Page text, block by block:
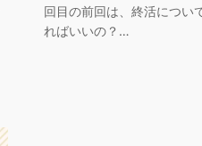
回目の前回は、終活につい
ればいいの？…